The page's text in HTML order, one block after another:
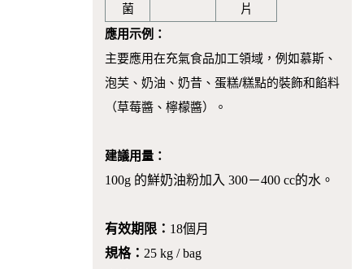
菌
片
應用示例：
主要應用在充氣食品加工領域，例如慕斯、
泡芙、奶油、奶昔、蛋糕/糕點的裝飾和餡料
（草莓醬、檸檬醬）。
建議用量：
100g 的鮮奶油粉加入 300－400 cc的水。
有效期限： 18個月
規格： 25 kg / bag